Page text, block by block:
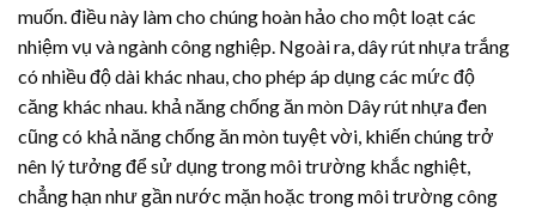
muốn. điều này làm cho chúng hoàn hảo cho một loạt các
nhiệm vụ và ngành công nghiệp. Ngoài ra,dây rút nhựatrắng
có nhiều độ dài khác nhau, cho phép áp dụng các mức độ
căng khác nhau. khả năng chống ăn mòn Dây rút nhựađen
cũng có khả năng chống ăn mòn tuyệt vời, khiến chúng trở
nên lý tưởng để sử dụng trong môi trường khắc nghiệt,
chẳng hạn như gần nước mặn hoặc trong môi trường công